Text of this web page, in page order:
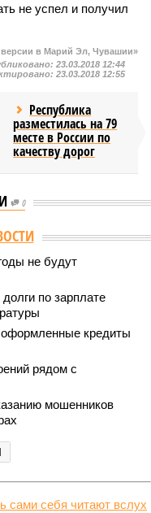
не успел и получил
в Марий Эл, Чувашии»
23.03.2018 12:44
23.03.2018 12:55
Республика
разместилась на 79
месте в России по
качеству дорог
0
не будут
по зарплате
кредиты
рядом с
мошенников